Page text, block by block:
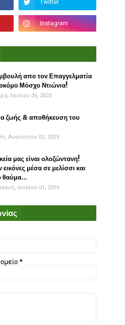
απο τον Επαγγελματία
Μόσχο Ντιώνια!
Ιουνίου 26, 2023
ζωής & αποθήκευση του
Αυγούστου 02, 2023
μας είναι ολοζώντανη!
μέσα σε μελίσσι και
θαύμα...
Ιουλίου 01, 2016
*